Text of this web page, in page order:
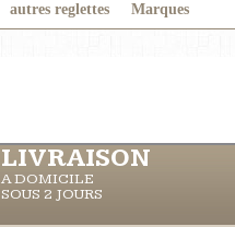
autres reglettes Marques
LIVRAISON
A DOMICILE
SOUS 2 JOURS